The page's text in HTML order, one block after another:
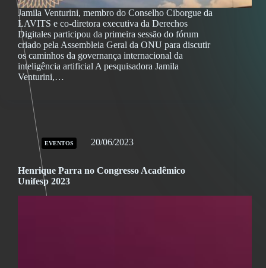
Jamila Venturini, membro do Conselho Ciborgue da
LAVITS e co-diretora executiva da Derechos
Digitales participou da primeira sessão do fórum
criado pela Assembleia Geral da ONU para discutir
os caminhos da governança internacional da
inteligência artificial A pesquisadora Jamila
Venturini,…
EVENTOS 20/06/2023
Henrique Parra no Congresso Acadêmico
Unifesp 2023